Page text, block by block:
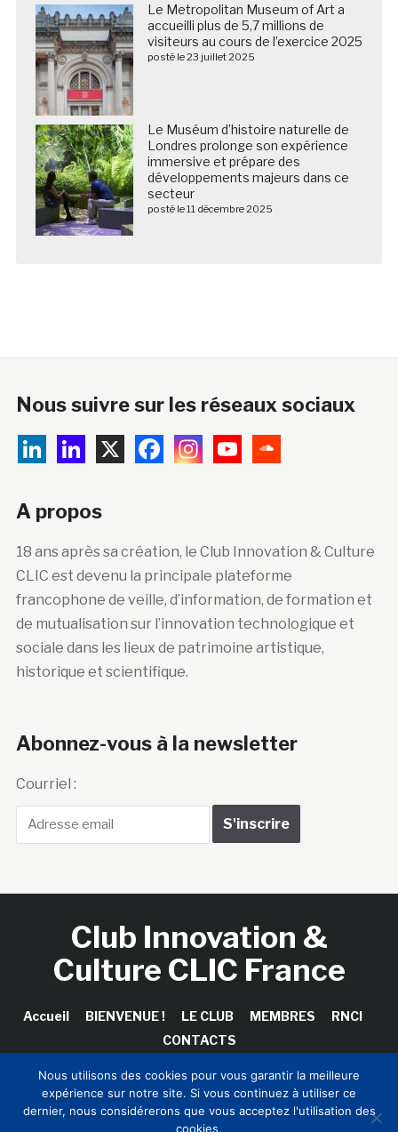
Le Metropolitan Museum of Art a
accueilli plus de 5,7 millions de
visiteurs au cours de l’exercice 2025
posté le 23 juillet 2025
Le Muséum d’histoire naturelle de
Londres prolonge son expérience
immersive et prépare des
développements majeurs dans ce
secteur
posté le 11 décembre 2025
Nous suivre sur les réseaux sociaux
A propos
18 ans après sa création, le Club Innovation & Culture
CLIC est devenu la principale plateforme
francophone de veille, d’information, de formation et
de mutualisation sur l’innovation technologique et
sociale dans les lieux de patrimoine artistique,
historique et scientifique.
Abonnez-vous à la newsletter
Courriel :
Club Innovation &
Culture CLIC France
Accueil BIENVENUE ! LE CLUB MEMBRES
RNCI
CONTACTS
Copyright © 2026 Club Innovation & Culture CLIC France /
Nous utilisons des cookies pour vous garantir la meilleure
expérience sur notre site. Si vous continuez à utiliser ce
dernier, nous considérerons que vous acceptez l'utilisation des
cookies.